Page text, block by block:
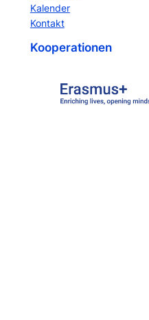
Kalender
Kontakt
Kooperationen